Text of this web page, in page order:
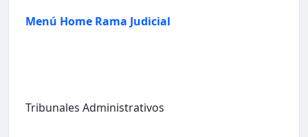
Menú Home Rama Judicial
Tribunales Administrativos